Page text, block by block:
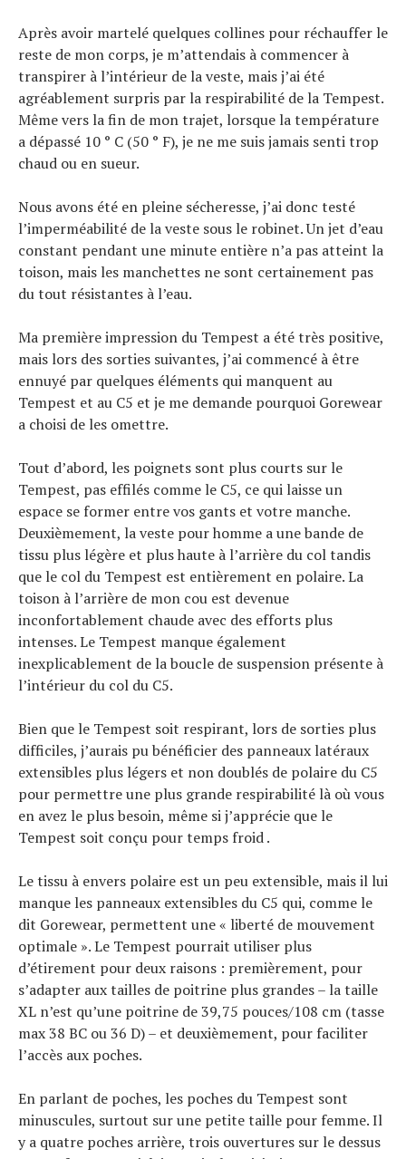
Après avoir martelé quelques collines pour réchauffer le
reste de mon corps, je m’attendais à commencer à
transpirer à l’intérieur de la veste, mais j’ai été
agréablement surpris par la respirabilité de la Tempest.
Même vers la fin de mon trajet, lorsque la température
a dépassé 10 ° C (50 ° F), je ne me suis jamais senti trop
chaud ou en sueur.
Nous avons été en pleine sécheresse, j’ai donc testé
l’imperméabilité de la veste sous le robinet. Un jet d’eau
constant pendant une minute entière n’a pas atteint la
toison, mais les manchettes ne sont certainement pas
du tout résistantes à l’eau.
Ma première impression du Tempest a été très positive,
mais lors des sorties suivantes, j’ai commencé à être
ennuyé par quelques éléments qui manquent au
Tempest et au C5 et je me demande pourquoi Gorewear
a choisi de les omettre.
Tout d’abord, les poignets sont plus courts sur le
Tempest, pas effilés comme le C5, ce qui laisse un
espace se former entre vos gants et votre manche.
Deuxièmement, la veste pour homme a une bande de
tissu plus légère et plus haute à l’arrière du col tandis
que le col du Tempest est entièrement en polaire. La
toison à l’arrière de mon cou est devenue
inconfortablement chaude avec des efforts plus
intenses. Le Tempest manque également
inexplicablement de la boucle de suspension présente à
l’intérieur du col du C5.
Bien que le Tempest soit respirant, lors de sorties plus
difficiles, j’aurais pu bénéficier des panneaux latéraux
extensibles plus légers et non doublés de polaire du C5
pour permettre une plus grande respirabilité là où vous
en avez le plus besoin, même si j’apprécie que le
Tempest soit conçu pour temps froid .
Le tissu à envers polaire est un peu extensible, mais il lui
manque les panneaux extensibles du C5 qui, comme le
dit Gorewear, permettent une « liberté de mouvement
optimale ». Le Tempest pourrait utiliser plus
d’étirement pour deux raisons : premièrement, pour
s’adapter aux tailles de poitrine plus grandes – la taille
XL n’est qu’une poitrine de 39,75 pouces/108 cm (tasse
max 38 BC ou 36 D) – et deuxièmement, pour faciliter
l’accès aux poches.
En parlant de poches, les poches du Tempest sont
minuscules, surtout sur une petite taille pour femme. Il
y a quatre poches arrière, trois ouvertures sur le dessus